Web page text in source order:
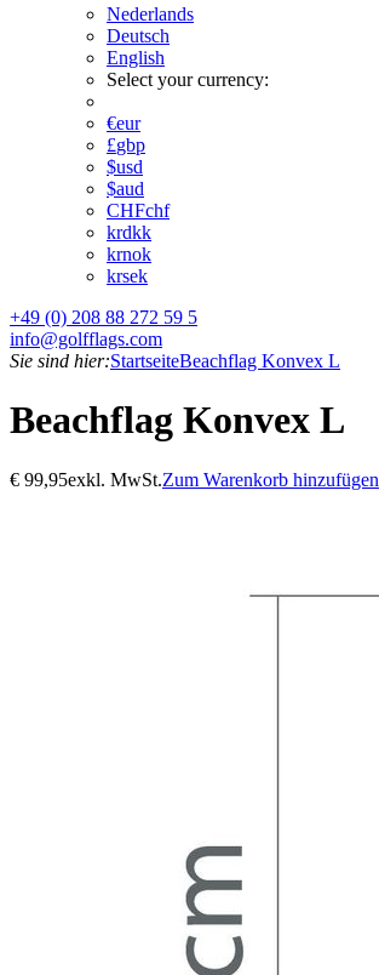
Nederlands
Deutsch
English
Select your currency:
€eur
£gbp
$usd
$aud
CHFchf
krdkk
krnok
krsek
+49 (0) 208 88 272 59 5
info@golfflags.com
Sie sind hier:StartseiteBeachflag Konvex L
Beachflag Konvex L
€ 99,95exkl. MwSt.Zum Warenkorb hinzufügen